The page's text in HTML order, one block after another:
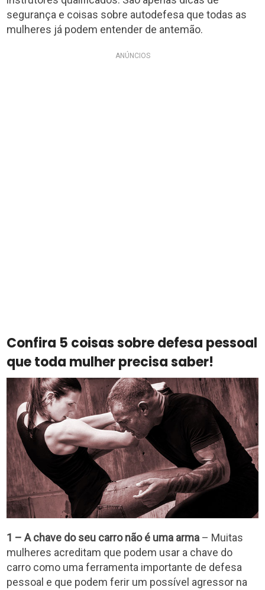
segurança e coisas sobre autodefesa que todas as
mulheres já podem entender de antemão.
ANÚNCIOS
Confira 5 coisas sobre defesa pessoal
que toda mulher precisa saber!
1 – A chave do seu carro não é uma arma – Muitas
mulheres acreditam que podem usar a chave do
carro como uma ferramenta importante de defesa
pessoal e que podem ferir um possível agressor na